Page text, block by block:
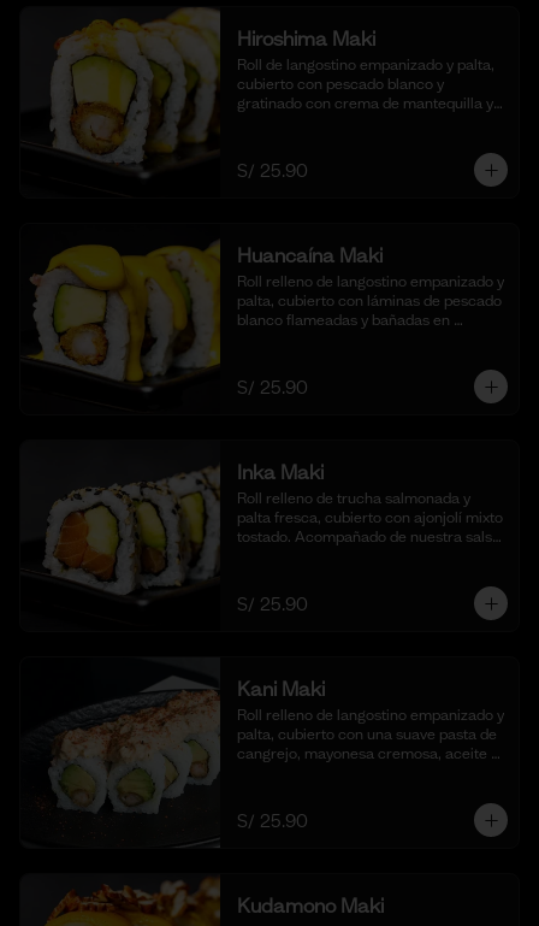
Hiroshima Maki
Roll de langostino empanizado y palta,
cubierto con pescado blanco y
gratinado con crema de mantequilla y
shoyu. (10 cortes).
S/ 25.90
Huancaína Maki
Roll relleno de langostino empanizado y
palta, cubierto con láminas de pescado
blanco flameadas y bañadas en
(10 cortes)
S/ 25.90
Inka Maki
Roll relleno de trucha salmonada y
palta fresca, cubierto con ajonjolí mixto
tostado. Acompañado de nuestra salsa
S/ 25.90
Kani Maki
Roll relleno de langostino empanizado y
palta, cubierto con una suave pasta de
cangrejo, mayonesa cremosa, aceite
cortes).
S/ 25.90
Kudamono Maki